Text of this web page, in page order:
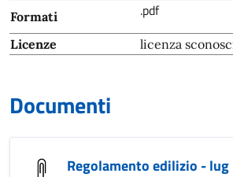
Formati
.pdf
Licenze licenza
Documenti
Regolamento edilizio -